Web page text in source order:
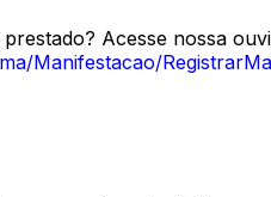
Acesse nossa
Manifestacao/